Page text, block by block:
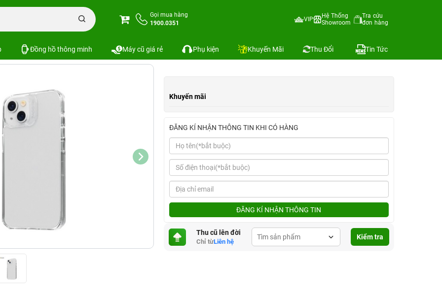
Gọi mua hàng
1900.0351
VIP
Hệ Thống
Showroom
Tra cứu
đơn hàng
Đồng hồ thông minh Máy cũ giá rẻ Phụ kiện Khuyến Mãi Thu Đổi Tin Tức
Combo phụ kiện iPhone 14 Series Combo iPhone 14 (Dán Zagg+Ốp Zagg)
Khuyến mãi
ĐĂNG KÍ NHẬN THÔNG TIN KHI CÓ HÀNG
ĐĂNG KÍ NHẬN THÔNG TIN
Thu cũ lên đời
Chỉ từLiên hệ
Kiểm tra